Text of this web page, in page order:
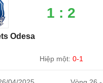
Odesa
1 : 2
Hiệp một: 0-1